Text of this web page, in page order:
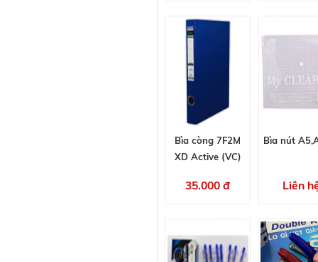
Bìa còng 7F2M
XD Active (VC)
35.000 đ
Bìa nút
Liên